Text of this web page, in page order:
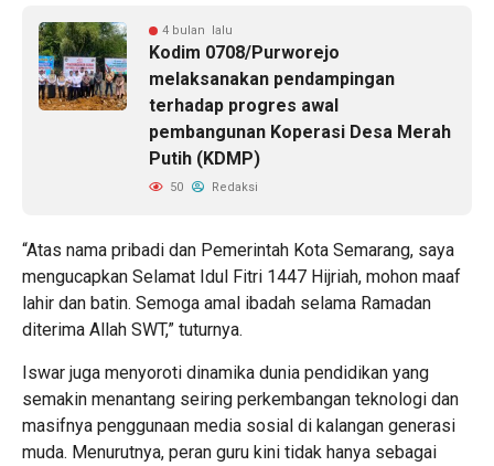
4 bulan lalu
Kodim 0708/Purworejo
melaksanakan pendampingan
terhadap progres awal
pembangunan Koperasi Desa Merah
Putih (KDMP)
50 Redaksi
“Atas nama pribadi dan Pemerintah Kota Semarang, saya
mengucapkan Selamat Idul Fitri 1447 Hijriah, mohon maaf
lahir dan batin. Semoga amal ibadah selama Ramadan
diterima Allah SWT,” tuturnya.
Iswar juga menyoroti dinamika dunia pendidikan yang
semakin menantang seiring perkembangan teknologi dan
masifnya penggunaan media sosial di kalangan generasi
muda. Menurutnya, peran guru kini tidak hanya sebagai